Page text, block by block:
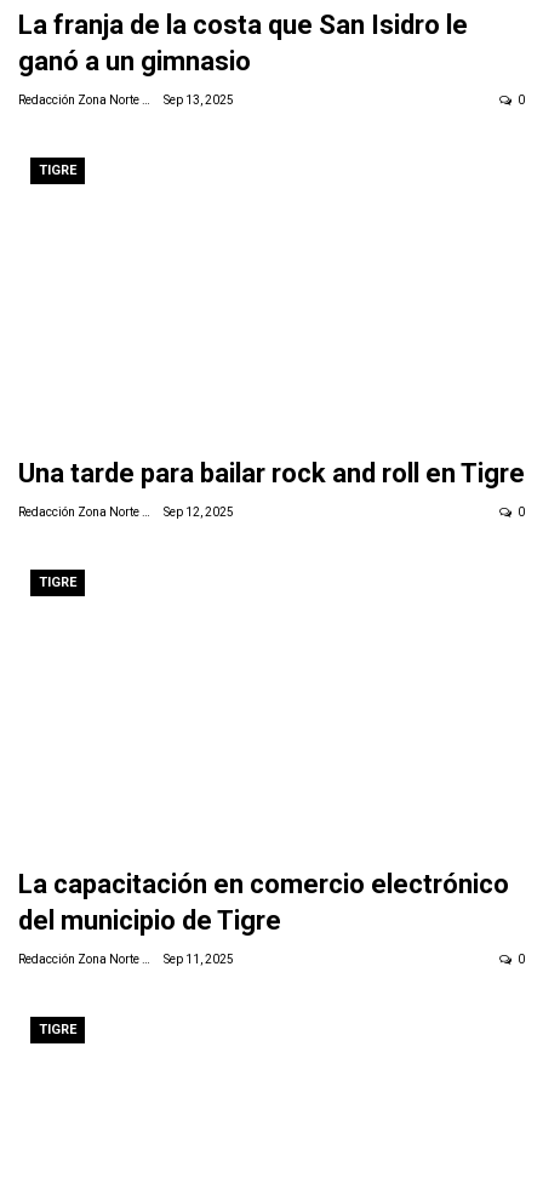
La franja de la costa que San Isidro le
ganó a un gimnasio
Redacción Zona Norte Daily Sep 13, 2025 0
TIGRE
Una tarde para bailar rock and roll en Tigre
Sep 12, 2025 0
TIGRE
La capacitación en comercio electrónico
del municipio de Tigre
Sep 11, 2025 0
TIGRE